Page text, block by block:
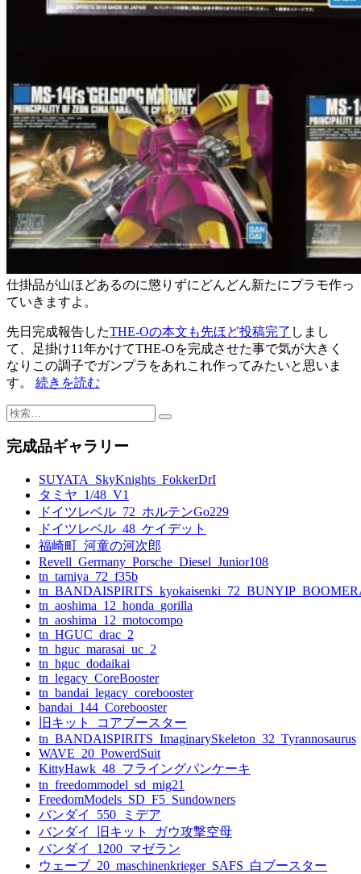
仕掛品が山ほどあるのに懲りずにどんどん新たにプラモ作っ
ていきますよ。
先日完成報告したTHE-Oの本文も先ほど投稿完了 しまし
て、足掛け11年かけてTHE-Oを完成させた事で気が大きく
なりこの調子でガンプラをあれこれ作ってみたいと思いま
す。 続きを読む
検
完成品ギャラリー
SUYATA_SkyKnights_FokkerDrI
タミヤ_1/48_V1
ドイツレベル_72_ホルテンGo229
ドイツレベル_48_ケイデット
福崎町_河童の河次郎
Revell_Germany_Porsche_Diesel_Junior108
tn_tamiya_72_f35b
tn_aoshima_12_honda_gorilla
tn_aoshima_12_motocompo
tn_HGUC_drac_2
tn_hguc_marasai_uc_2
tn_hguc_dodaikai
tn_legacy_CoreBooster
tn_bandai_legacy_corebooster
bandai_144_Corebooster
旧キット_コアブースター
tn_BANDAISPIRITS_ImaginarySkeleton_32_Tyrannosaurus
WAVE_20_PowerdSuit
KittyHawk_48_フライングパンケーキ
tn_freedommodel_sd_mig21
FreedomModels_SD_F5_Sundowners
バンダイ_550_ミデア
バンダイ_旧キット_ガウ攻撃空母
バンダイ_1200_マゼラン
ウェーブ_20_maschinenkrieger_SAFS_白ブースター